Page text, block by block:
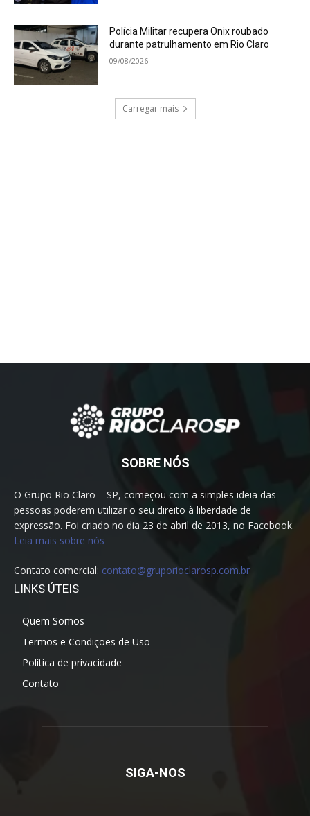
Polícia Militar recupera Onix roubado
durante patrulhamento em Rio Claro
09/08/2026
Carregar mais
SOBRE NÓS
O Grupo Rio Claro – SP, começou com a simples ideia das
pessoas poderem utilizar o seu direito à liberdade de
expressão. Foi criado no dia 23 de abril de 2013, no Facebook.
Leia mais sobre nós
Contato comercial: contato@gruporioclarosp.com.br
LINKS ÚTEIS
Quem Somos
Termos e Condições de Uso
Política de privacidade
Contato
SIGA-NOS